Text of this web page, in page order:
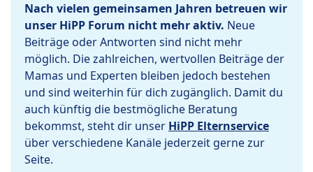
Nach vielen gemeinsamen Jahren betreuen wir
unser HiPP Forum nicht mehr aktiv. Neue
Beiträge oder Antworten sind nicht mehr
möglich. Die zahlreichen, wertvollen Beiträge der
Mamas und Experten bleiben jedoch bestehen
und sind weiterhin für dich zugänglich. Damit du
auch künftig die bestmögliche Beratung
bekommst, steht dir unser HiPP Elternservice
über verschiedene Kanäle jederzeit gerne zur
Seite.